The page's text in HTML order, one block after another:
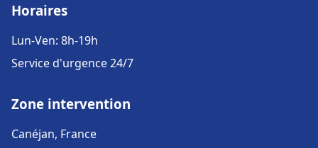
Horaires
Lun-Ven: 8h-19h
Service d'urgence 24/7
Zone intervention
Canéjan, France